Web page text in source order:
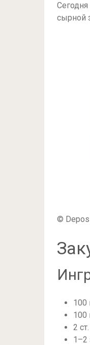
сырной
©
100
100
2
1–2